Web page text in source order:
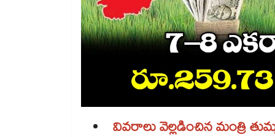
వివరాలు వెల్లడించిన మంత్రి